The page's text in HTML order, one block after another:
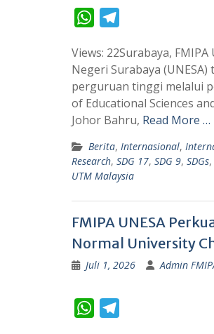
W
a
t
s
A
p
l
e
g
r
m
Views: 22Surabaya,
Negeri Surabaya
perguruan tinggi melalui
of Educational Sciences
Johor Bahru, Read More …
Berita, Internasional,
Research, SDG 17, SDG 9, SDGs,
UTM Malaysia
FMIPA UNESA
Normal University
Juli 1, 2026 Admin
W